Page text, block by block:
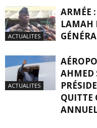
ACTUALITES
ARMÉE
LAMAH
ACTUALITES
AHMED
QUITTE